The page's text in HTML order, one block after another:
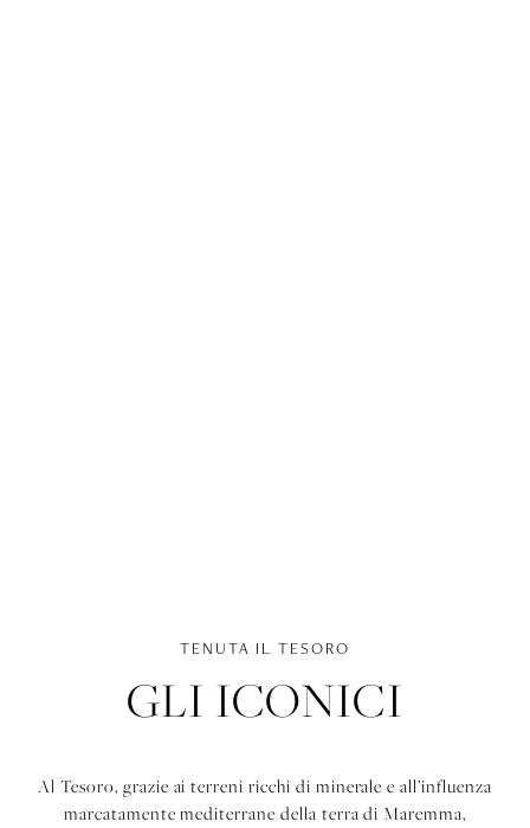
TENUTA IL TESORO
GLI ICONICI
Al Tesoro, grazie ai terreni ricchi di minerale e all’influenza
marcatamente mediterrane della terra di Maremma,